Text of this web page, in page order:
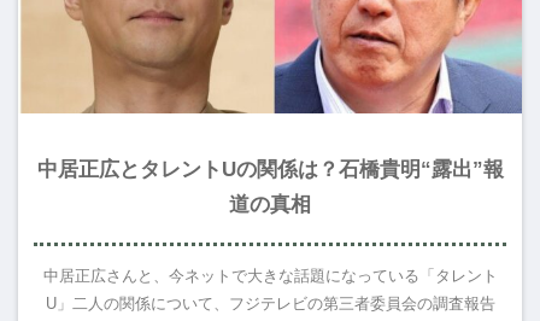
中居正広とタレントUの関係は？石橋貴明“露出”報
道の真相
中居正広さんと、今ネットで大きな話題になっている「タレント
U」二人の関係について、フジテレビの第三者委員会の調査報告